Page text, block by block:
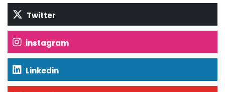
Twitter
İnstagram
Linkedin